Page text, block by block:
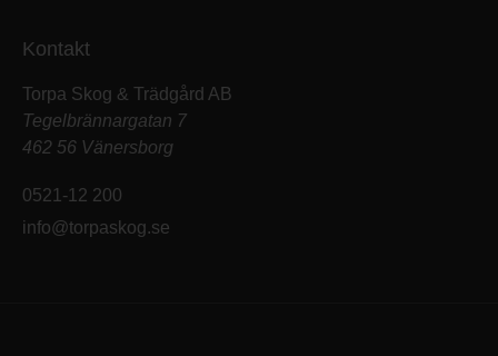
Kontakt
Torpa Skog & Trädgård AB
Tegelbrännargatan 7
462 56 Vänersborg
0521-12 200
info@torpaskog.se